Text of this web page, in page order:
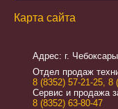
Карта сайта
Адрес: г.
Отдел продаж
8 (8352) 57-21-25 8
Сервис и продажа
8 (8352) 63-80-47